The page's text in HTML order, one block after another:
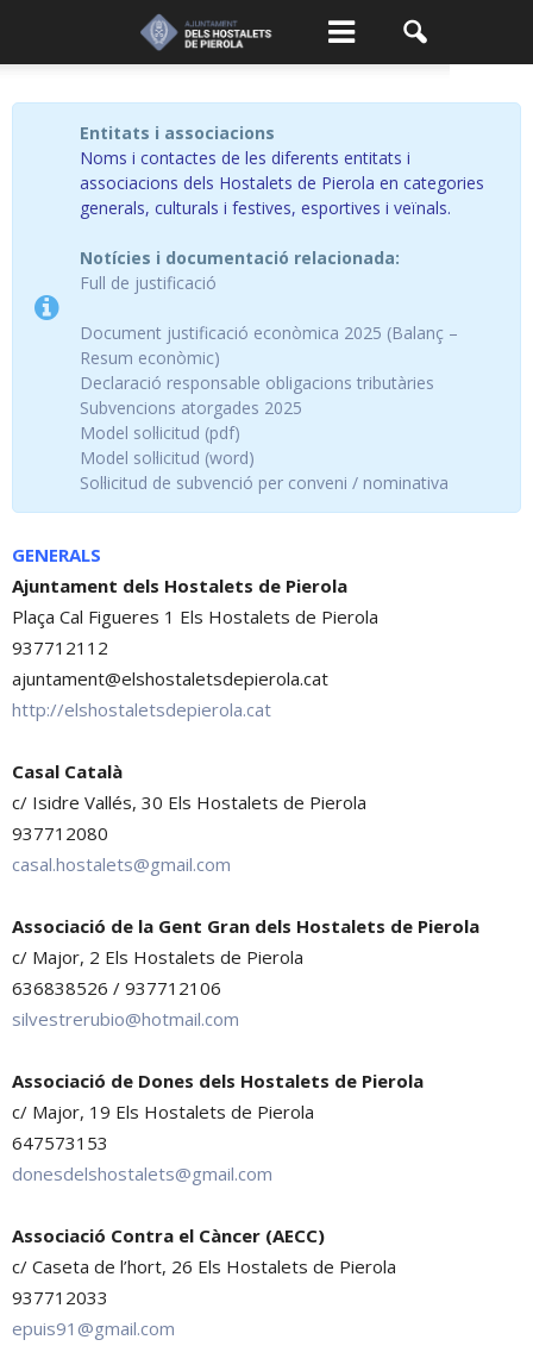
Entitats i associacions
Noms i contactes de les diferents entitats i
associacions dels Hostalets de Pierola en categories
generals, culturals i festives, esportives i veïnals.
Notícies i documentació relacionada:
Full de justificació
Document justificació econòmica 2025 (Balanç –
Resum econòmic)
Declaració responsable obligacions tributàries
Subvencions atorgades 2025
Model sol·licitud (pdf)
Model sol·licitud (word)
Sol·licitud de subvenció per conveni / nominativa
GENERALS
Ajuntament dels Hostalets de Pierola
Plaça Cal Figueres 1 Els Hostalets de Pierola
937712112
ajuntament@elshostaletsdepierola.cat
http://elshostaletsdepierola.cat
Casal Català
c/ Isidre Vallés, 30 Els Hostalets de Pierola
937712080
casal.hostalets@gmail.com
Associació de la Gent Gran dels Hostalets de Pierola
c/ Major, 2 Els Hostalets de Pierola
636838526 / 937712106
silvestrerubio@hotmail.com
Associació de Dones dels Hostalets de Pierola
c/ Major, 19 Els Hostalets de Pierola
647573153
donesdelshostalets@gmail.com
Associació Contra el Càncer (AECC)
c/ Caseta de l’hort, 26 Els Hostalets de Pierola
937712033
epuis91@gmail.com